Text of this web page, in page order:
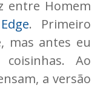
entre Homem
. Primeiro
mas antes eu
Ao
a versão